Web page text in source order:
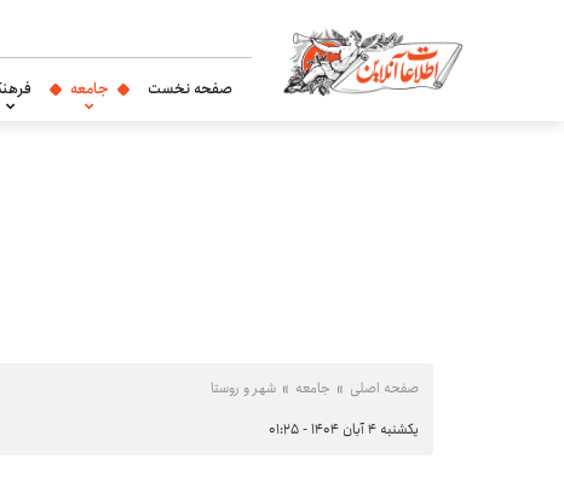
صفحه نخست جامعه
صفحه اصلی جامعه شهر و روستا
یکشنبه ۴ آبان ۱۴۰۴ - ۰۱:۲۵